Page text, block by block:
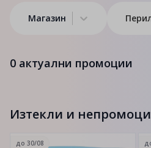
Магазин
0 актуални промоции
Изтекли и
до 30/08